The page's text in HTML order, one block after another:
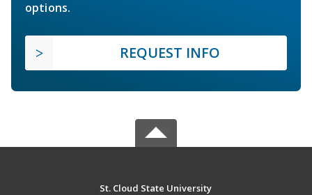
options.
REQUEST INFO
St. Cloud State University